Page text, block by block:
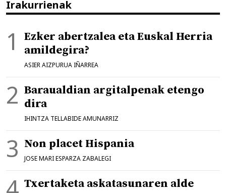
Irakurrienak
Ezker abertzalea eta Euskal Herria
amildegira?
ASIER AIZPURUA IÑARREA
Baraualdian argitalpenak etengo
dira
IHINTZA TELLABIDE AMUNARRIZ
Non placet Hispania
JOSE MARI ESPARZA ZABALEGI
Txertaketa askatasunaren alde